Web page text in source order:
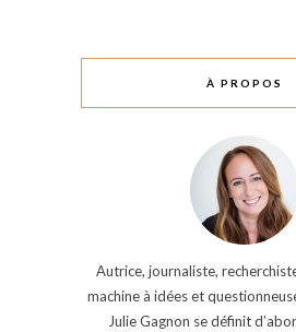
À PROPOS
Autrice, journaliste,
machine à idées et
Julie Gagnon se définit